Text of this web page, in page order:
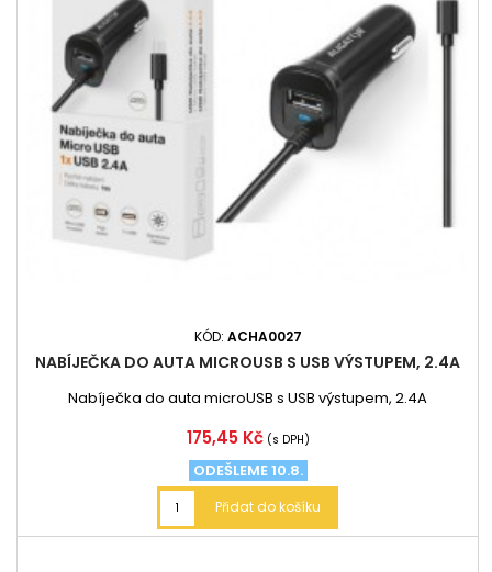
KÓD: ACHA0027
NABÍJEČKA DO AUTA MICROUSB S USB VÝSTUPEM, 2.4A
Nabíječka do auta microUSB s USB výstupem, 2.4A
Cena
175,45 Kč (s DPH)
ODEŠLEME 10.8.
Přidat do košíku